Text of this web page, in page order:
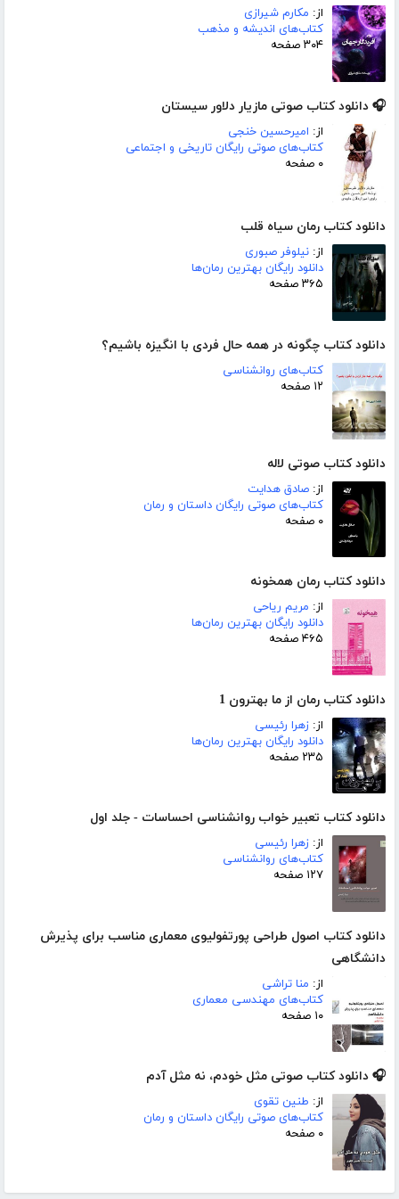
از: مکارم شیرازی
کتاب‌های اندیشه و مذهب
۳۰۴ صفحه
🎧 دانلود کتاب صوتی مازیار دلاور سیستان
از: امیرحسین خنجی
کتاب‌های صوتی رایگان تاریخی و اجتماعی
۰ صفحه
دانلود کتاب رمان سیاه قلب
از: نیلوفر صبوری
دانلود رایگان بهترین رمان‌ها
۳۶۵ صفحه
دانلود کتاب چگونه در همه حال فردی با انگیزه باشیم؟
کتاب‌های روانشناسی
۱۲ صفحه
دانلود کتاب صوتی لاله
از: صادق هدایت
کتاب‌های صوتی رایگان داستان و رمان
۰ صفحه
دانلود کتاب رمان همخونه
از: مریم ریاحی
دانلود رایگان بهترین رمان‌ها
۴۶۵ صفحه
دانلود کتاب رمان از ما بهترون 1
از: زهرا رئیسی
دانلود رایگان بهترین رمان‌ها
۲۳۵ صفحه
دانلود کتاب تعبیر خواب روانشناسی احساسات - جلد اول
از: زهرا رئیسی
کتاب‌های روانشناسی
۱۲۷ صفحه
دانلود کتاب اصول طراحی پورتفولیوی معماری مناسب برای پذیرش
دانشگاهی
از: منا تراشی
کتاب‌های مهندسی معماری
۱۰ صفحه
🎧 دانلود کتاب صوتی مثل خودم، نه مثل آدم
از: طنین تقوی
کتاب‌های صوتی رایگان داستان و رمان
۰ صفحه